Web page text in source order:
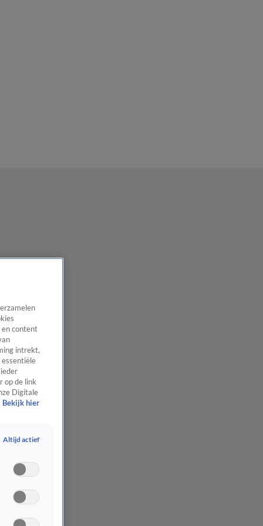
en content
intrekt,
op de link
Digitale
Bekijk hier
Altijd actief